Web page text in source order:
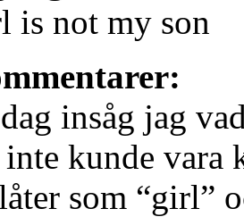
is not my son
insåg jag
kunde vara
som “girl”